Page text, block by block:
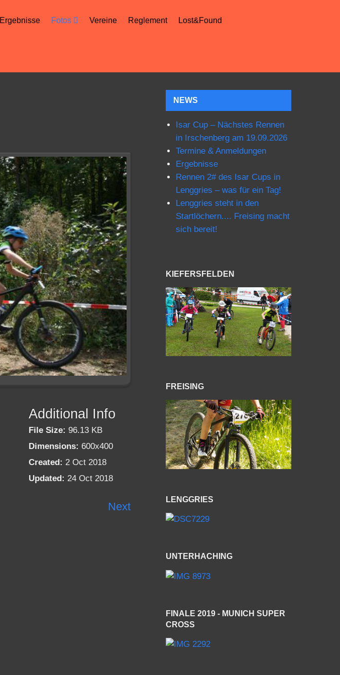
Ergebnisse Fotos Vereine Reglement Lost&Found
Additional Info
File Size: 96.13 KB
Dimensions: 600x400
Created: 2 Oct 2018
Updated: 24 Oct 2018
Next
NEWS
Isar Cup – Nächstes Rennen
in Irschenberg am 19.09.2026
Termine & Anmeldungen
Ergebnisse
Rennen 2# des Isar Cups in
Lenggries – was für ein Tag!
Lenggries steht in den
Startlöchern.... Freising macht
sich bereit!
KIEFERSFELDEN
FREISING
LENGGRIES
UNTERHACHING
FINALE 2019 - MUNICH SUPER
CROSS